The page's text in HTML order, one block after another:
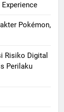
Pokémon,
Risiko Digital
Perilaku